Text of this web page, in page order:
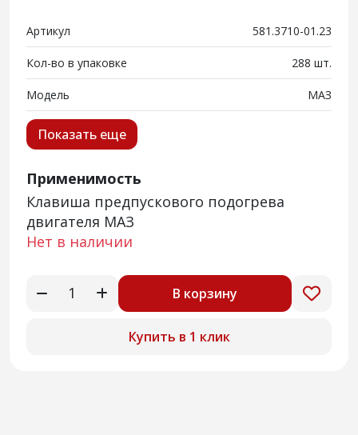
Артикул 581.3710-01.23
Кол-во в упаковке 288 шт.
Модель МАЗ
Показать еще
Применимость
Клавиша предпускового подогрева
двигателя МАЗ
Нет в наличии
В корзину
Купить в 1 клик